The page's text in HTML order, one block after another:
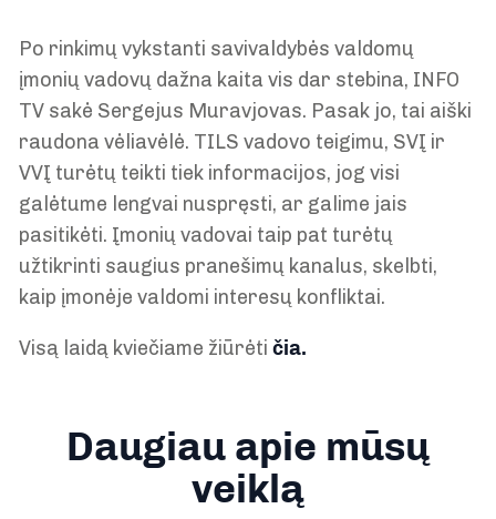
Po rinkimų vykstanti savivaldybės valdomų
įmonių vadovų dažna kaita vis dar stebina, INFO
TV sakė Sergejus Muravjovas. Pasak jo, tai aiški
raudona vėliavėlė. TILS vadovo teigimu, SVĮ ir
VVĮ turėtų teikti tiek informacijos, jog visi
galėtume lengvai nuspręsti, ar galime jais
pasitikėti. Įmonių vadovai taip pat turėtų
užtikrinti saugius pranešimų kanalus, skelbti,
kaip įmonėje valdomi interesų konfliktai.
Visą laidą kviečiame žiūrėti čia.
Daugiau apie mūsų
veiklą